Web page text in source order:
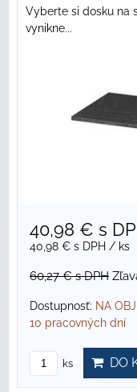
Vyberte si dosku na
vynikne...
40,98 € s
40,98 € s DPH / ks
60,27 €s DPH
Dostupnosť: NA
10 pracovných dní
ks DO